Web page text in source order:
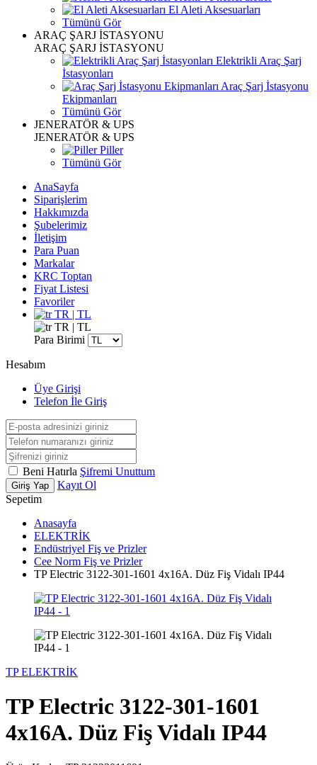
El Aleti Aksesuarları
Tümünü Gör
ARAÇ ŞARJ İSTASYONU
ARAÇ ŞARJ İSTASYONU
Elektrikli Araç Şarj
İstasyonları
Araç Şarj İstasyonu
Ekipmanları
Tümünü Gör
JENERATÖR & UPS
JENERATÖR & UPS
Piller
Tümünü Gör
AnaSayfa
Siparişlerim
Hakkımızda
Şubelerimiz
İletişim
Para Puan
Markalar
KRC Toptan
Fiyat Listesi
Favoriler
TR | TL
TR | TL
Para Birimi
Hesabım
Üye Girişi
Telefon İle Giriş
Beni Hatırla Şifremi Unuttum
Giriş Yap
Kayıt Ol
Sepetim
Anasayfa
ELEKTRİK
Endüstriyel Fiş ve Prizler
Cee Norm Fiş ve Prizler
TP Electric 3122-301-1601 4x16A. Düz Fiş Vidalı IP44
TP ELEKTRİK
TP Electric 3122-301-1601
4x16A. Düz Fiş Vidalı IP44